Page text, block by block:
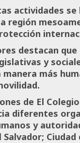
actividades
región
destacan
y
manera más
de El
diferentes
y
Salvador;